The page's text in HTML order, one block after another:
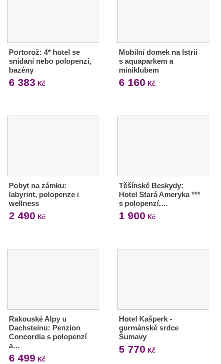
Portorož: 4* hotel se
snídaní nebo polopenzí,
bazény
6 383 Kč
Mobilní domek na Istrii
s aquaparkem a
miniklubem
6 160 Kč
Pobyt na zámku:
labyrint, polopenze i
wellness
2 490 Kč
Těšínské Beskydy:
Hotel Stará Ameryka ***
s polopenzí,…
1 900 Kč
Rakouské Alpy u
Dachsteinu: Penzion
Concordia s polopenzí
a…
6 499 Kč
Hotel Kašperk -
gurmánské srdce
Šumavy
5 770 Kč